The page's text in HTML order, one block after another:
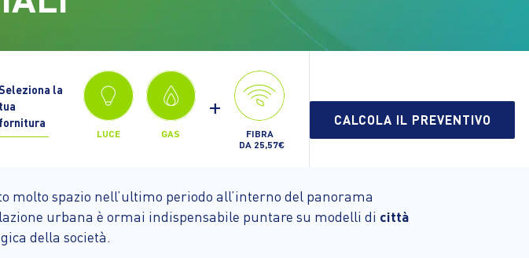
Seleziona la
tua
fornitura
LUCE GAS
+
FIBRA
DA 25,57€
CALCOLA IL PREVENTIVO
spazio nell’ultimo periodo all’interno del panorama
urbana è ormai indispensabile puntare su modelli di città
della società.